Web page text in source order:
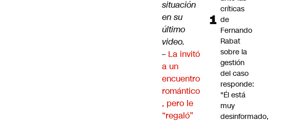
situación
en su
último
video.
– La invitó
a un
encuentro
romántico
, pero le
“regaló”
críticas
de
Fernando
Rabat
sobre la
gestión
del caso
responde:
"Él está
muy
desinformado,